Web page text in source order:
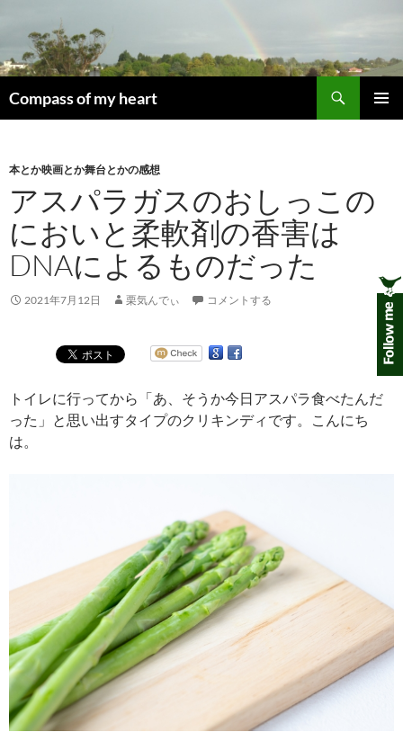
ン
ツ
へ
Compass of my heart
索
本とか映画とか舞台とかの感想
アスパラガスのおしっこの
においと柔軟剤の香害は
DNAによるものだった
2021年7月12日 栗気んでぃ コメントする
トイレに行ってから「あ、そうか今日アスパラ食べたんだ
った」と思い出すタイプのクリキンディです。こんにち
は。